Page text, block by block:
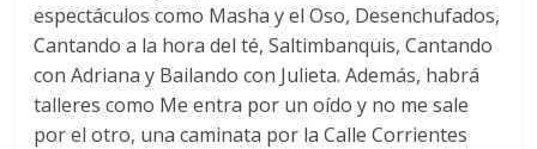
espectáculos como Masha y el Oso, Desenchufados,
Cantando a la hora del té, Saltimbanquis, Cantando
con Adriana y Bailando con Julieta. Además, habrá
talleres como Me entra por un oído y no me sale
por el otro, una caminata por la Calle Corrientes